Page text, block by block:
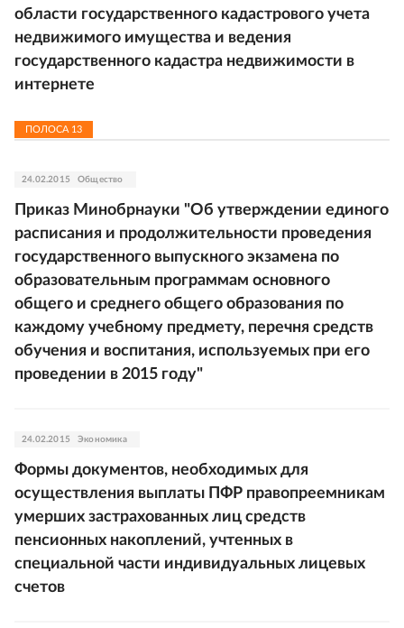
области государственного кадастрового учета
недвижимого имущества и ведения
государственного кадастра недвижимости в
интернете
ПОЛОСА 13
24.02.2015 Общество
Приказ Минобрнауки "Об утверждении единого
расписания и продолжительности проведения
государственного выпускного экзамена по
образовательным программам основного
общего и среднего общего образования по
каждому учебному предмету, перечня средств
обучения и воспитания, используемых при его
проведении в 2015 году"
24.02.2015 Экономика
Формы документов, необходимых для
осуществления выплаты ПФР правопреемникам
умерших застрахованных лиц средств
пенсионных накоплений, учтенных в
специальной части индивидуальных лицевых
счетов